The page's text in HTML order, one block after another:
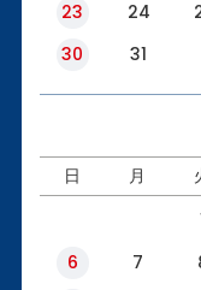
23
24
30
31
日 月
6
7